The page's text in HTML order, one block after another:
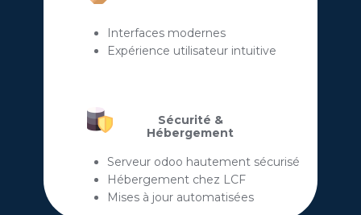
Interfaces modernes
Expérience utilisateur intuitive
Sécurité &
Hébergement
Serveur odoo hautement sécurisé
Hébergement chez LCF
Mises à jour automatisées